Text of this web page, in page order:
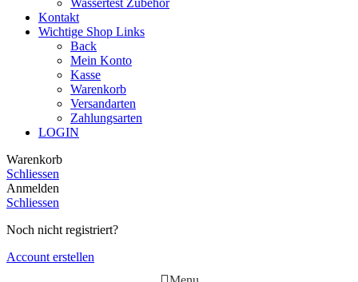
Wassertest Zubehör
Kontakt
Wichtige Shop Links
Back
Mein Konto
Kasse
Warenkorb
Versandarten
Zahlungsarten
LOGIN
Warenkorb
Schliessen
Anmelden
Schliessen
Noch nicht registriert?
Account erstellen